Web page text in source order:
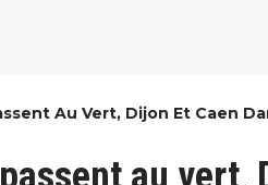
Au Vert, Dijon Et Caen